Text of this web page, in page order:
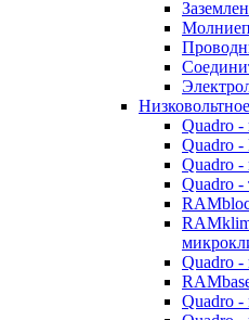
Quadro -
Quadro -
Quadro -
Quadro -
Quadro
Quadro -